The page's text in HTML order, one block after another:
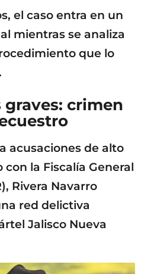
el caso entra en un
mientras se analiza
que lo
crimen
acusaciones de alto
la Fiscalía General
Rivera Navarro
red delictiva
Jalisco Nueva